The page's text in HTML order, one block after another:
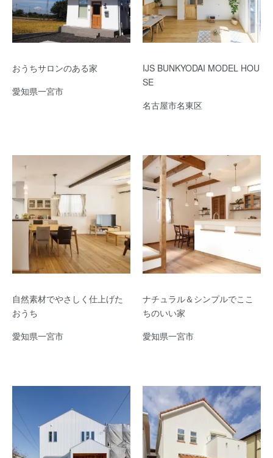
おうちサロンのある家
愛知県一宮市
IJS BUNKYODAI MODEL HOU
SE
名古屋市名東区
自然素材でやさしく仕上げた
おうち
愛知県一宮市
ナチュラル＆シンプルでここ
ちのいい家
愛知県一宮市